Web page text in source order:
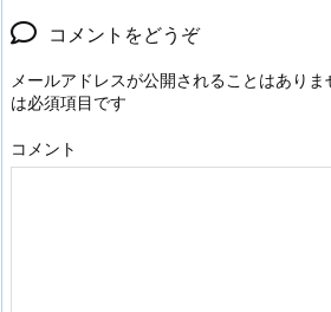
コメントをどうぞ
メールアドレスが公開されることはありま
は必須項目です
コメント